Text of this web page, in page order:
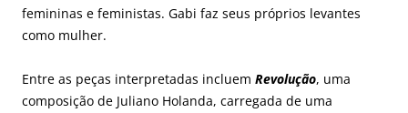
femininas e feministas. Gabi faz seus próprios levantes
como mulher.
Entre as peças interpretadas incluem Revolução, uma
composição de Juliano Holanda, carregada de uma